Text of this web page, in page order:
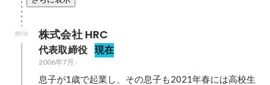
株式会社 HRC
代表取締役 現在
2006年7月 -
息子が1歳で起業し、その息子も2021年春には高校生